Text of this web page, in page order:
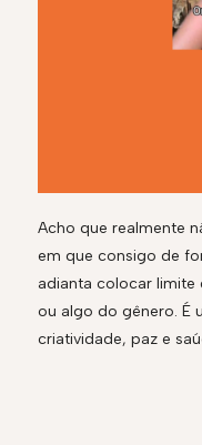
Acho que realmente
em que consigo de
adianta colocar
ou algo do gênero. É
criatividade, paz e